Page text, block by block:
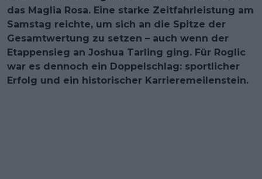
das Maglia Rosa. Eine starke Zeitfahrleistung am
Samstag reichte, um sich an die Spitze der
Gesamtwertung zu setzen – auch wenn der
Etappensieg an Joshua Tarling ging. Für Roglic
war es dennoch ein Doppelschlag: sportlicher
Erfolg und ein historischer Karrieremeilenstein.